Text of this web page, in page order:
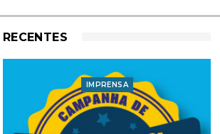
RECENTES
IMPRENSA